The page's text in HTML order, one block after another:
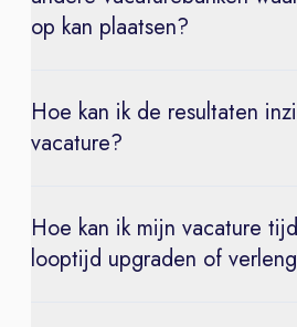
op kan plaatsen?
Hoe kan ik de resultaten
vacature?
Hoe kan ik mijn vacature
looptijd upgraden of